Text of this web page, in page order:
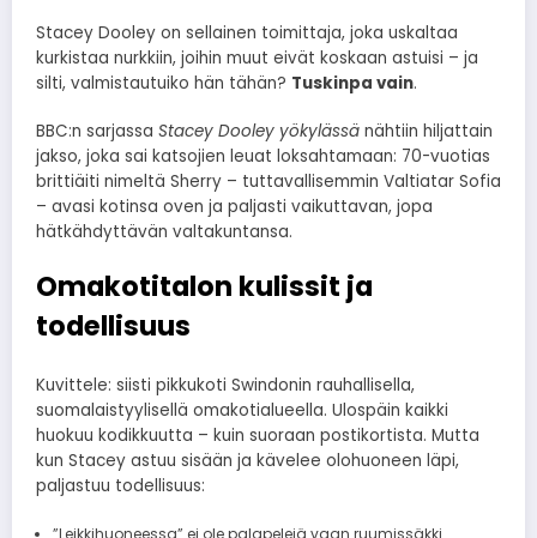
Stacey Dooley on sellainen toimittaja, joka uskaltaa
kurkistaa nurkkiin, joihin muut eivät koskaan astuisi – ja
silti, valmistautuiko hän tähän? Tuskinpa vain.
BBC:n sarjassa Stacey Dooley yökylässä nähtiin hiljattain
jakso, joka sai katsojien leuat loksahtamaan: 70-vuotias
brittiäiti nimeltä Sherry – tuttavallisemmin Valtiatar Sofia
– avasi kotinsa oven ja paljasti vaikuttavan, jopa
hätkähdyttävän valtakuntansa.
Omakotitalon kulissit ja
todellisuus
Kuvittele: siisti pikkukoti Swindonin rauhallisella,
suomalaistyylisellä omakotialueella. Ulospäin kaikki
huokuu kodikkuutta – kuin suoraan postikortista. Mutta
kun Stacey astuu sisään ja kävelee olohuoneen läpi,
paljastuu todellisuus:
”Leikkihuoneessa” ei ole palapelejä vaan ruumissäkki